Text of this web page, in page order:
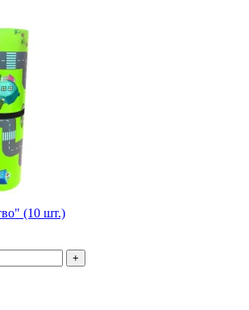
(10 шт.)
+